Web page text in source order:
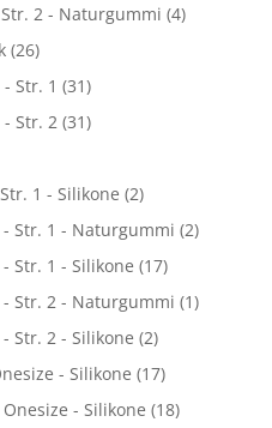
Str. 2 - Naturgummi (4)
(26)
Str. 1 (31)
- Str. 2 (31)
1 - Silikone (2)
- Str. 1 - Naturgummi (2)
Str. 1 - Silikone (17)
- Str. 2 - Naturgummi (1)
Str. 2 - Silikone (2)
- Silikone (17)
- Silikone (18)